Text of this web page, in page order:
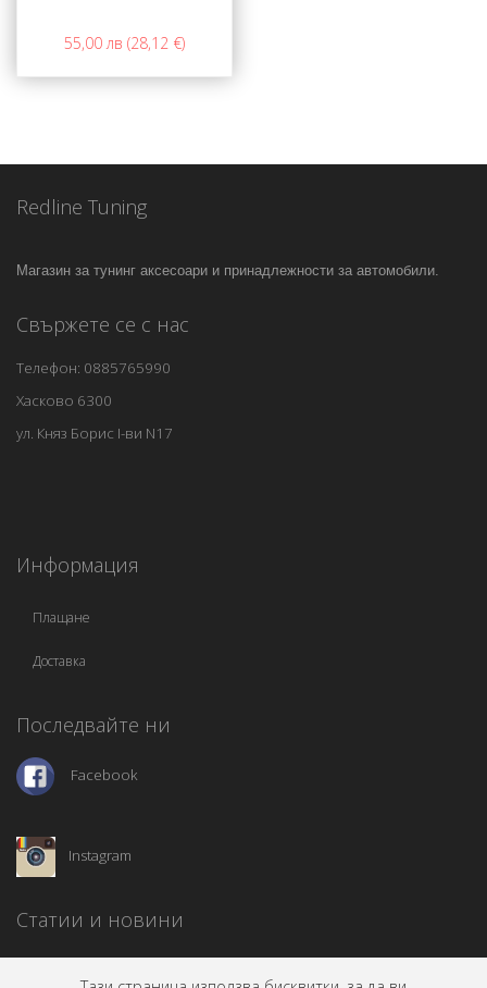
55,00 лв (28,12 €)
Redline Tuning
Магазин за тунинг аксесоари и принадлежности за автомобили.
Свържете се с нас
Телефон: 0885765990
Хасково 6300
ул. Княз Борис I-ви N17
Информация
Плащане
Доставка
Последвайте ни
Facebook
Instagram
Статии и новини